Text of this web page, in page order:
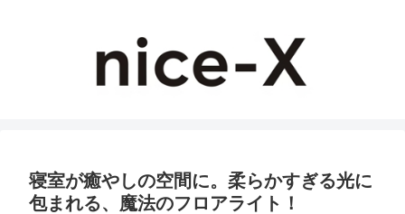
寝室が癒やしの空間に。柔らかすぎる光に
包まれる、魔法のフロアライト！